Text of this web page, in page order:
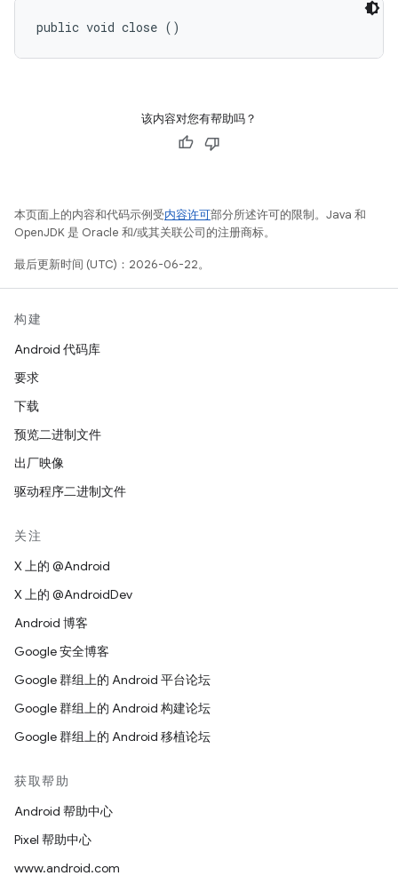
public void close ()
该内容对您有帮助吗？
本页面上的内容和代码示例受内容许可部分所述许可的限制。Java 和
OpenJDK 是 Oracle 和/或其关联公司的注册商标。
最后更新时间 (UTC)：2026-06-22。
构建
Android 代码库
要求
下载
预览二进制文件
出厂映像
驱动程序二进制文件
关注
X 上的 @Android
X 上的 @AndroidDev
Android 博客
Google 安全博客
Google 群组上的 Android 平台论坛
Google 群组上的 Android 构建论坛
Google 群组上的 Android 移植论坛
获取帮助
Android 帮助中心
Pixel 帮助中心
www.android.com